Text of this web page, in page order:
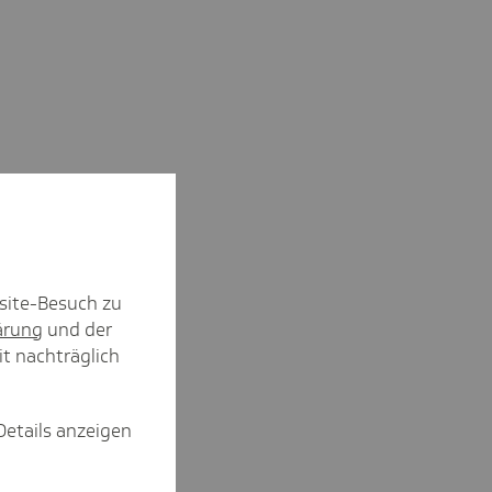
Besuch zu
und der
nachträglich
anzeigen